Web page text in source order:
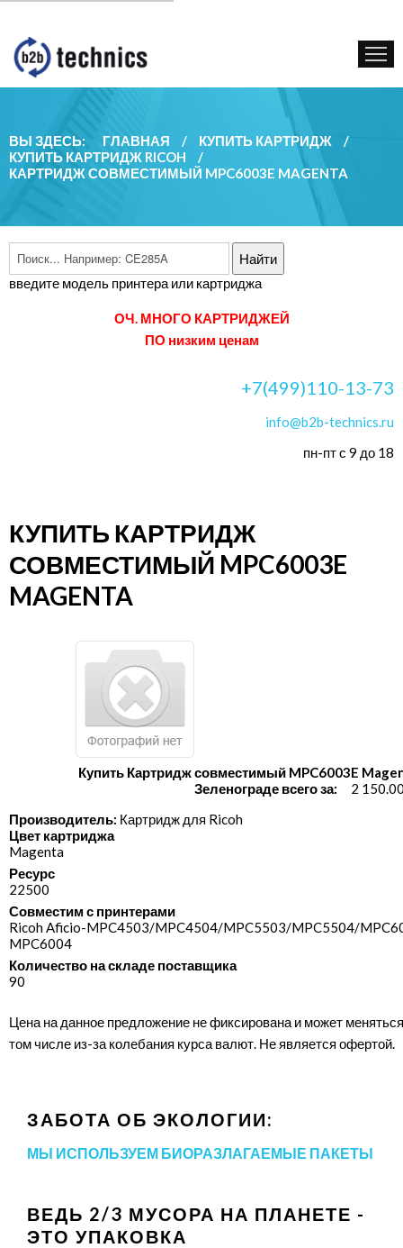
КУПИТЬ КАРТРИДЖ
ГОС. УЧРЕЖДЕНИЯМ
КОНТАКТЫ
ВЫ ЗДЕСЬ: ГЛАВНАЯ / КУПИТЬ КАРТРИДЖ
/
КУПИТЬ КАРТРИДЖ RICOH
/
КАРТРИДЖ СОВМЕСТИМЫЙ MPC6003E MAGENTA
введите модель принтера или картриджа
ОЧ. МНОГО КАРТРИДЖЕЙ
ПО низким ценам
+7(499)110-13-73
info@b2b-technics.ru
пн-пт с 9 до 18
КУПИТЬ КАРТРИДЖ
СОВМЕСТИМЫЙ MPC6003E
MAGENTA
Купить Картридж совместимый MPC6003E
Зеленограде всего за:
2
Производитель: Картридж для Ricoh
Цвет картриджа
Magenta
Ресурс
22500
Совместим с принтерами
Ricoh Aficio-MPC4503/​MPC4504/​MPC5503/​MPC5504/​
MPC6004
Количество на складе поставщика
90
Цена на данное предложение не фиксирована и может
том числе из-за колебания курса валют. Не является офертой.
ЗАБОТА ОБ ЭКОЛОГИИ:
МЫ ИСПОЛЬЗУЕМ БИОРАЗЛАГАЕМЫЕ ПАКЕТЫ
ВЕДЬ 2/3 МУСОРА НА ПЛАНЕТЕ -
ЭТО УПАКОВКА